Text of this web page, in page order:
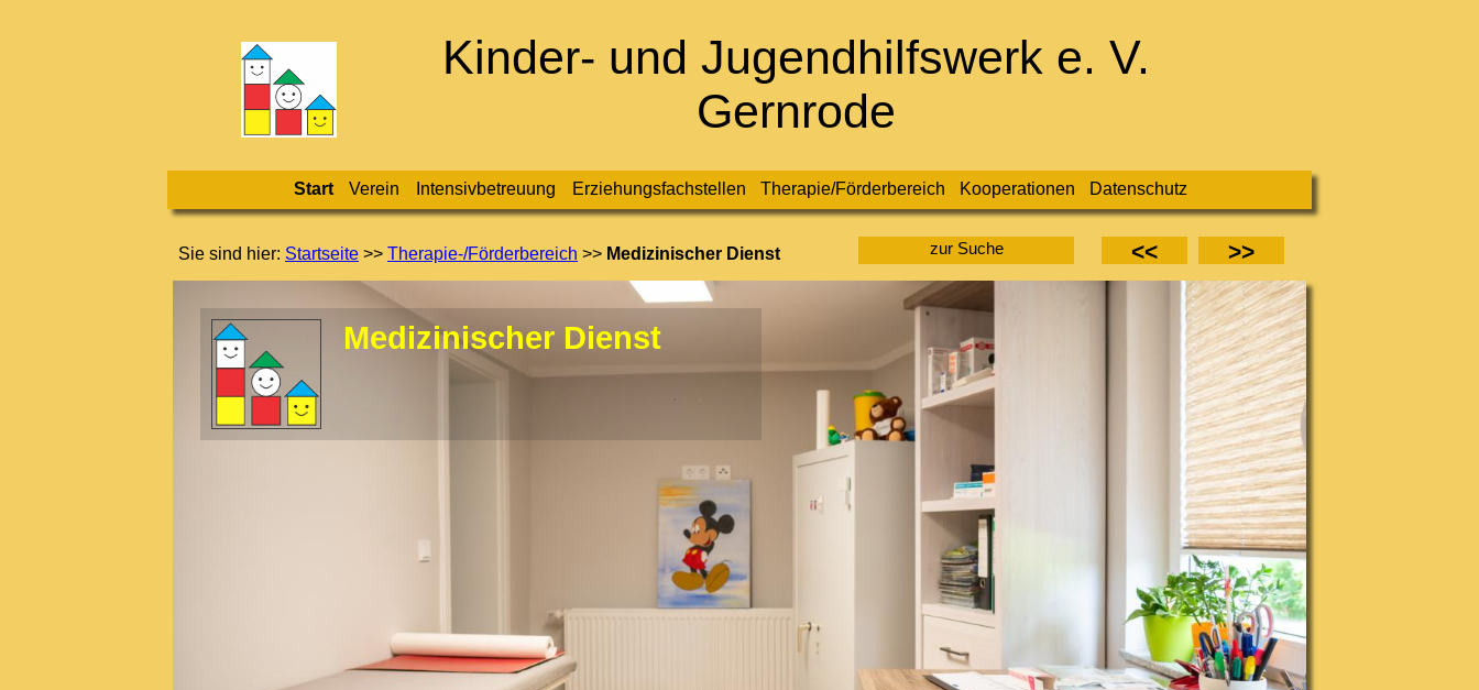
Kinder- und Jugendhilfswerk e. V.
Gernrode
Start Verein Intensivbetreuung Erziehungsfachstellen Therapie/Förderbereich Kooperationen Datenschutz
Sie sind hier: Startseite >> Thera­pie-/​Förder­bereich >> Medizinischer Dienst zur Suche << >>
Medizinischer Dienst